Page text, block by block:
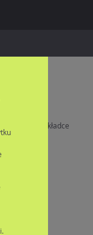
w zakładce